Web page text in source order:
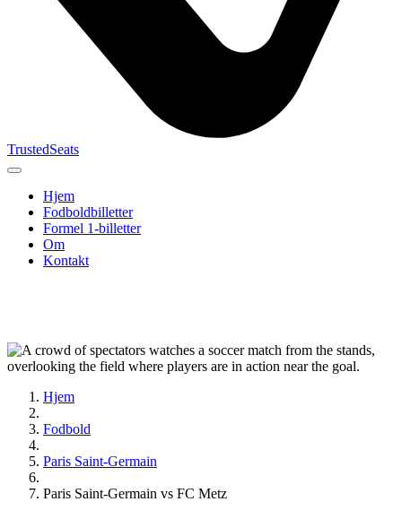
TrustedSeats
Hjem
Fodboldbilletter
Formel 1-billetter
Om
Kontakt
Hjem
Fodbold
Paris Saint-Germain
Paris Saint-Germain vs FC Metz